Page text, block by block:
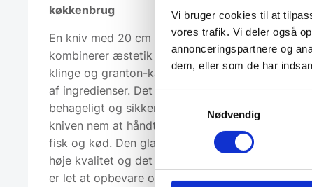
Vi bruger cookies til at
vores trafik. Vi deler også
annonceringspartnere og
dem, eller som de har
Nødvendig
køkkenbrug
En kniv med 20 cm langt blad i svensk
kombinerer æstetik og funktionalitet med en
klinge og granton-kant, som effektivt modvirker
af ingredienser. Det ergonomiske sorte skaft
behageligt og sikkert greb med optimal balance,
kniven nem at håndtere ved præcisionsskæring af
fisk og kød. Den glatte, spejlblanke finish
høje kvalitet og det udsøgte håndværk bag
er let at opbevare og bruge i både